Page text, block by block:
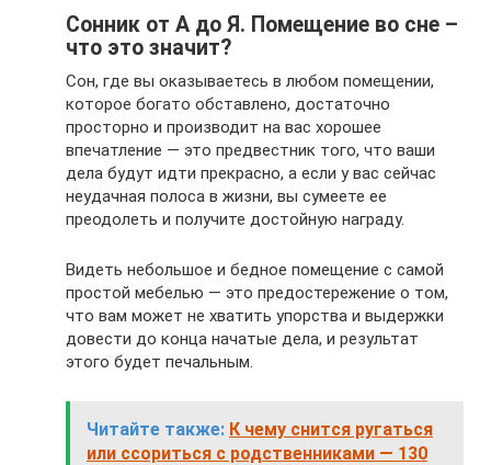
Сонник от А до Я. Помещение во сне –
что это значит?
Сон, где вы оказываетесь в любом помещении,
которое богато обставлено, достаточно
просторно и производит на вас хорошее
впечатление — это предвестник того, что ваши
дела будут идти прекрасно, а если у вас сейчас
неудачная полоса в жизни, вы сумеете ее
преодолеть и получите достойную награду.
Видеть небольшое и бедное помещение с самой
простой мебелью — это предостережение о том,
что вам может не хватить упорства и выдержки
довести до конца начатые дела, и результат
этого будет печальным.
Читайте также: К чему снится ругаться
или ссориться с родственниками — 130